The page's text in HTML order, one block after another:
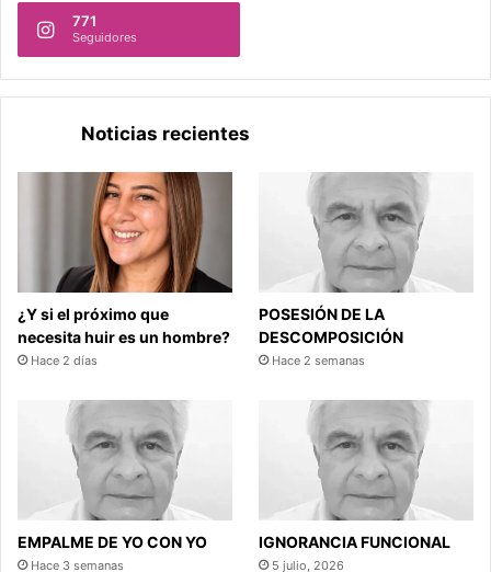
771
Seguidores
Noticias recientes
¿Y si el próximo que
necesita huir es un hombre?
Hace 2 días
POSESIÓN DE LA
DESCOMPOSICIÓN
Hace 2 semanas
EMPALME DE YO CON YO
Hace 3 semanas
IGNORANCIA FUNCIONAL
5 julio, 2026